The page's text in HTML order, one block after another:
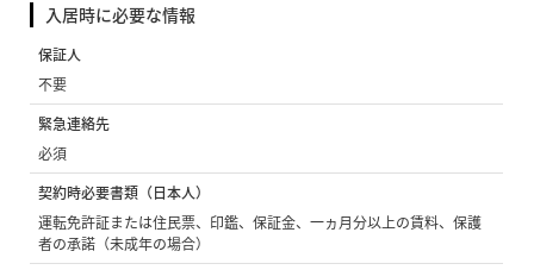
入居時に必要な情報
保証人
不要
緊急連絡先
必須
契約時必要書類（日本人）
運転免許証または住民票、印鑑、保証金、一ヵ月分以上の賃料、保護
者の承諾（未成年の場合）